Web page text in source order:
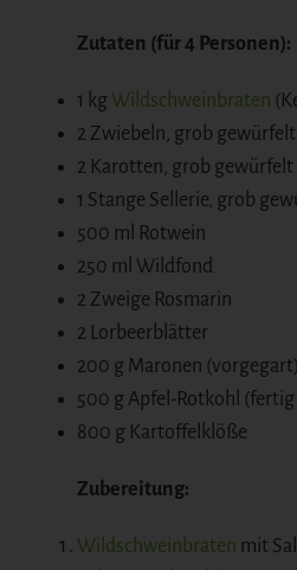
Zutaten (für 4 Personen):
1 kg Wildschweinbraten
2 Zwiebeln, grob gewürfelt
2 Karotten, grob gewürfelt
1 Stange Sellerie, grob
500 ml Rotwein
250 ml Wildfond
2 Zweige Rosmarin
2 Lorbeerblätter
200 g Maronen (vorgegart)
500 g Apfel-Rotkohl
800 g Kartoffelklöße
Zubereitung:
Wildschweinbraten mit